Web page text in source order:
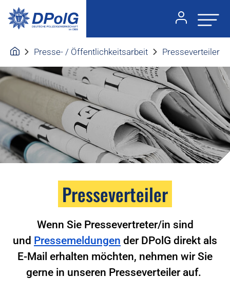
Presse- / Öffentlichkeitsarbeit Presseverteiler
Presseverteiler
Wenn Sie Pressevertreter/in sind
und Pressemeldungen der DPolG direkt als
E-Mail erhalten möchten, nehmen wir Sie
gerne in unseren Presseverteiler auf.